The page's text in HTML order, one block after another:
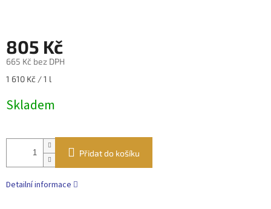
805 Kč
665 Kč bez DPH
Měrná
1 610 Kč / 1 l
Skladem
Přidat do košíku
Detailní informace